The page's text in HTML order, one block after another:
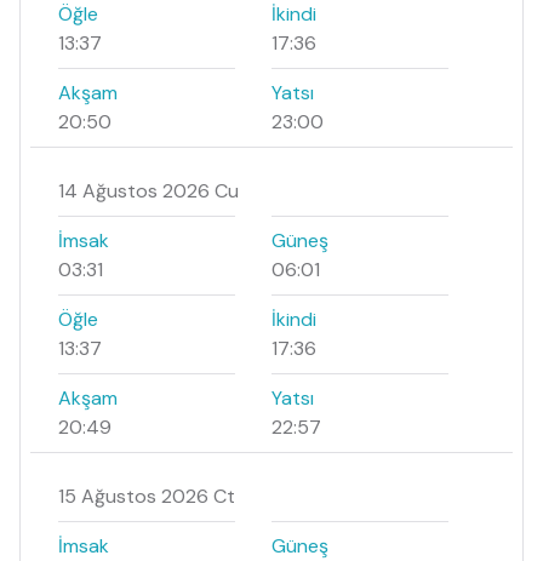
Öğle
13:37
İkindi
17:36
Akşam
20:50
Yatsı
23:00
14 Ağustos 2026 Cu
İmsak
03:31
Güneş
06:01
Öğle
13:37
İkindi
17:36
Akşam
20:49
Yatsı
22:57
15 Ağustos 2026 Ct
İmsak
Güneş